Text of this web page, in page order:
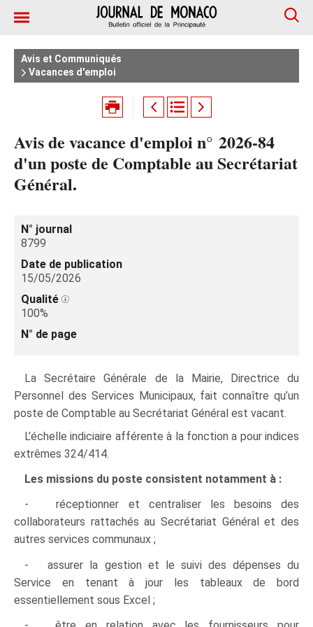
Avis et Communiqués
Vacances d'emploi
Avis de vacance d'emploi n° 2026‑84
d'un poste de Comptable au Secrétariat
Général.
N° journal
8799
Date de publication
15/05/2026
Qualité
100%
N° de page
La Secrétaire Générale de la Mairie, Directrice du
Personnel des Services Municipaux, fait connaître qu’un
poste de Comptable au Secrétariat Général est vacant.
L’échelle indiciaire afférente à la fonction a pour indices
extrêmes 324/414.
Les missions du poste consistent notamment à :
- réceptionner et centraliser les besoins des
collaborateurs rattachés au Secrétariat Général et des
autres services communaux ;
- assurer la gestion et le suivi des dépenses du
Service en tenant à jour les tableaux de bord
essentiellement sous Excel ;